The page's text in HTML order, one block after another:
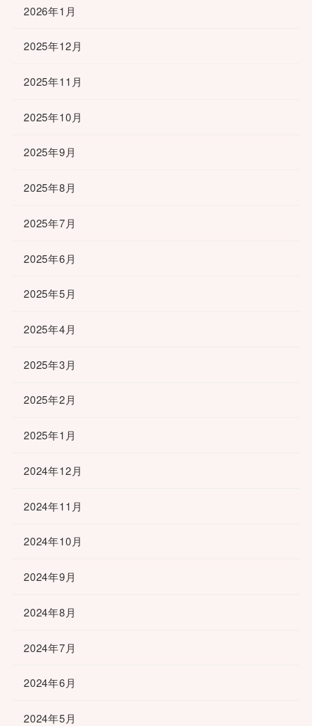
2026年1月
2025年12月
2025年11月
2025年10月
2025年9月
2025年8月
2025年7月
2025年6月
2025年5月
2025年4月
2025年3月
2025年2月
2025年1月
2024年12月
2024年11月
2024年10月
2024年9月
2024年8月
2024年7月
2024年6月
2024年5月